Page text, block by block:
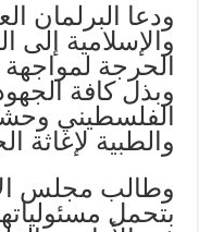
ودعا البرلمان
والإسلامية
الحرجة لمواجهة
وبذل كافة
الفلسطيني
والطبية لإغاثة
وطالب مجلس
بتحمل